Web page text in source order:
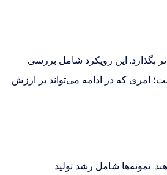
بگذارد. این رویکرد شامل بررسی
امری که در ادامه می‌تواند بر ارزش
نمونه‌ها شامل رشد تولید